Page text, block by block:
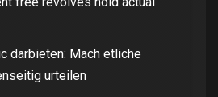
darbieten: Mach etliche
urteilen